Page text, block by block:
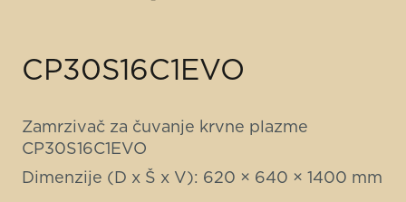
CP30S16C1EVO
Zamrzivač za čuvanje krvne plazme
CP30S16C1EVO
Dimenzije (D x Š x V): 620 × 640 × 1400 mm